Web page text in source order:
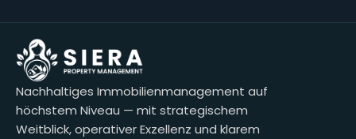
Nachhaltiges Immobilienmanagement auf
höchstem Niveau — mit strategischem
Weitblick, operativer Exzellenz und klarem